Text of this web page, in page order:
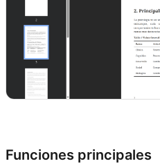
Funciones principales